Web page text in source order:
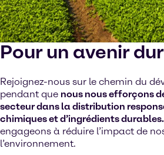
Pour un avenir
Rejoignez-nous sur le chemin du
pendant que nous nous efforçons
secteur dans la distribution
chimiques et d’ingrédients durables.
engageons à réduire l’impact de
l’environnement.